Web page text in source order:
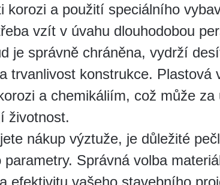
korozi a použití speciálního
vzít v úvahu dlouhodobou
je správně chráněna, vydrží
trvanlivost konstrukce. Plastová
a chemikáliím, což může
životnost.
nákup výztuže, je důležité
parametry. Správná volba
efektivitu vašeho stavebního